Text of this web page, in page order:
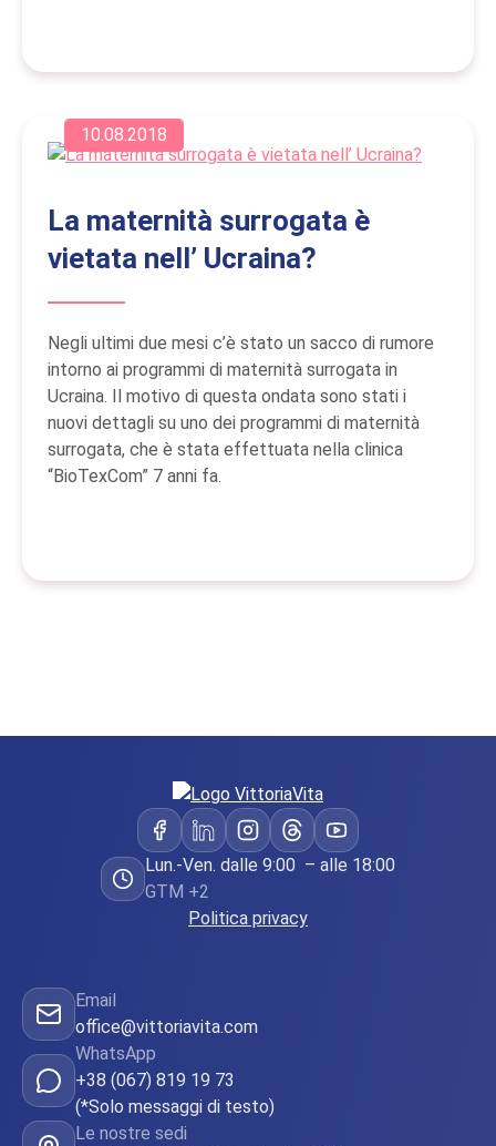
10.08.2018
La maternità surrogata è
vietata nell’ Ucraina?
Negli ultimi due mesi c’è stato un sacco di rumore
intorno ai programmi di maternità surrogata in
Ucraina. Il motivo di questa ondata sono stati i
nuovi dettagli su uno dei programmi di maternità
surrogata, che è stata effettuata nella clinica
“BioTexCom” 7 anni fa.
Lun.-Ven. dalle 9:00 – alle 18:00
GTM +2
Politica privacy
Email
office@vittoriavita.com
WhatsApp
+38 (067) 819 19 73
(*Solo messaggi di testo)
Le nostre sedi